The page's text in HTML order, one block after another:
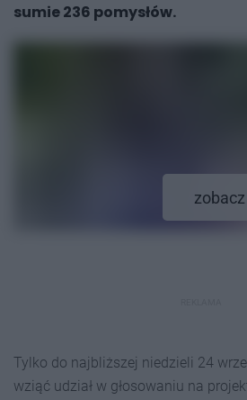
sumie 236 pomysłów.
Tylko do najbliższej niedzieli 24
wziąć udział w głosowaniu na